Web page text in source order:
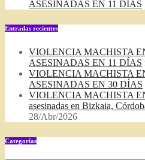
ASESINADAS EN 11 DÍAS
Entradas recientes
VIOLENCIA MACHISTA
ASESINADAS EN 11 DÍAS
VIOLENCIA MACHISTA
ASESINADAS EN 30 DÍAS
VIOLENCIA MACHISTA
asesinadas en Bizkaia,
28/Abr/2026
Categorías